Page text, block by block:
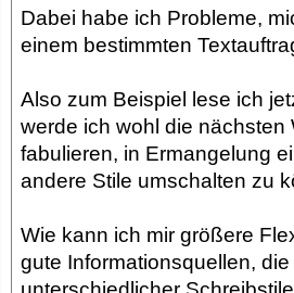
Dabei habe ich Probleme,
einem bestimmten
Also zum Beispiel lese ich
werde ich wohl die
fabulieren, in Ermangelung
andere Stile umschalten zu
Wie kann ich mir größere
gute Informationsquellen,